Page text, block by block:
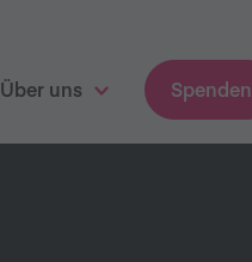
Über uns Spenden